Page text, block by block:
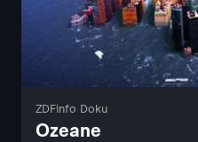
ZDFinfo Doku
Ozeane